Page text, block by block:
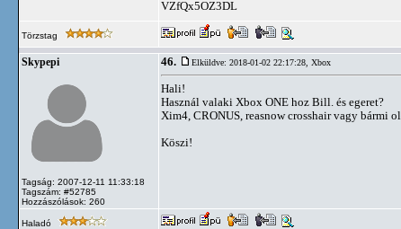
VZfQx5OZ3DL
Törzstag
Skypepi
Tagság: 2007-12-11 11:33:18
Tagszám: #52785
Hozzászólások: 260
46. Elküldve: 2018-01-02 22:17:28, Xbox
Hali!
Használ valaki Xbox ONE hoz Bill. és egeret?
Xim4, CRONUS, reasnow crosshair vagy bármi
Köszi!
Haladó